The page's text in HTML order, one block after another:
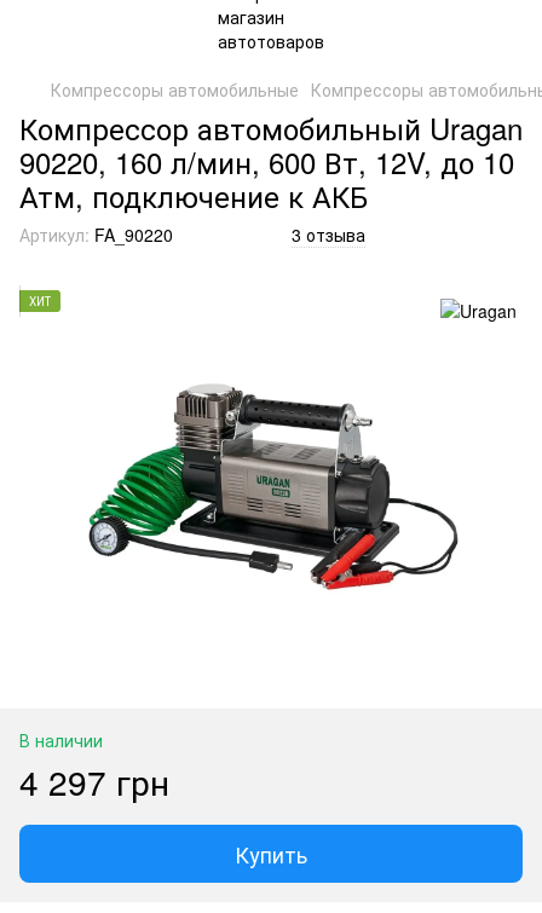
Компрессоры автомобильные Компрессоры
Компрессор автомобильный Uragan
90220, 160 л/мин, 600 Вт, 12V, до 10
Атм, подключение к АКБ
Артикул: FA_90220 3 отзыва
ХИТ
В наличии
4 297 грн
Купить